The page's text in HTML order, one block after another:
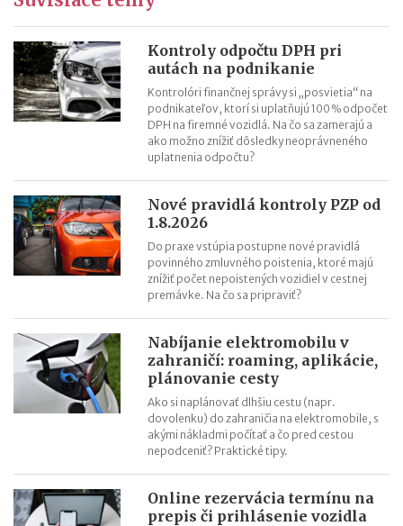
Nabíjanie elektromobilu v zahraničí: roaming, aplikácie,
plánovanie cesty
ChatGPT, Gemini a ďalšie AI nástroje: daňové povinnosti pri
predplatnom
Zvýšenie pokút za priestupky od 15.7.2026
Kontroly odpočtu DPH pri
autách na podnikanie
Kontrolóri finančnej správy si „posvietia“ na
podnikateľov, ktorí si uplatňujú 100 % odpočet
DPH na firemné vozidlá. Na čo sa zamerajú a
ako možno znížiť dôsledky neoprávneného
uplatnenia odpočtu?
Nové pravidlá kontroly PZP od
1.8.2026
Do praxe vstúpia postupne nové pravidlá
povinného zmluvného poistenia, ktoré majú
znížiť počet nepoistených vozidiel v cestnej
premávke. Na čo sa pripraviť?
Nabíjanie elektromobilu v
zahraničí: roaming, aplikácie,
plánovanie cesty
Ako si naplánovať dlhšiu cestu (napr.
dovolenku) do zahraničia na elektromobile, s
akými nákladmi počítať a čo pred cestou
nepodceniť? Praktické tipy.
Online rezervácia termínu na
prepis či prihlásenie vozidla